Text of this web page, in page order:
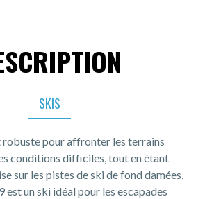
SKIS
robuste pour affronter les terrains
conditions difficiles, tout en étant
sur les pistes de ski de fond damées,
est un ski idéal pour les escapades